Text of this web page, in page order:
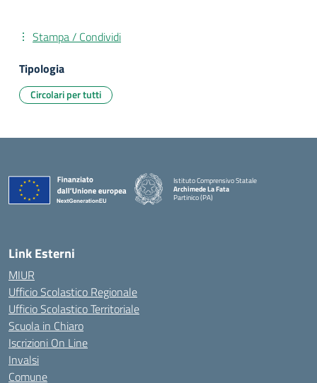
Stampa / Condividi
Tipologia
Circolari per tutti
Istituto Comprensivo Statale
Archimede La Fata
Partinico (PA)
Link Esterni
MIUR
Ufficio Scolastico Regionale
Ufficio Scolastico Territoriale
Scuola in Chiaro
Iscrizioni On Line
Invalsi
Comune